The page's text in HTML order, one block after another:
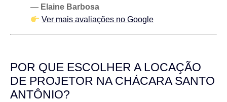
— Elaine Barbosa
Ver mais avaliações no Google
POR QUE ESCOLHER A LOCAÇÃO
DE PROJETOR NA CHÁCARA SANTO
ANTÔNIO?